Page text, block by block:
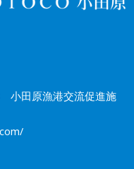
小田原漁港交流促進施